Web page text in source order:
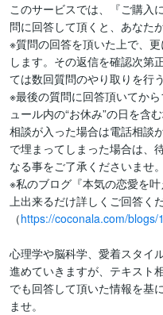
このサービスでは、『ご購入
問に回答して頂くと、あなた
※質問の回答を頂いた上で、
します。その返信を確認次第
ては数回質問のやり取りを行
※最後の質問に回答頂いてか
ュール内の“お休み”の日を含
相談が入った場合は電話相談
で埋まってしまった場合は、
なる事をご了承くださいませ。
※私のブログ『本気の恋愛を
上出来るだけ詳しくご回答く
（https://coconala.com/blogs/
心理学や脳科学、愛着スタイ
進めていきますが、テキスト
でも回答して頂いた情報を基
ませ。